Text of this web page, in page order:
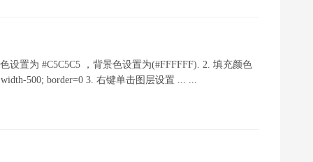
设置为 #C5C5C5 ，背景色设置为(#FFFFFF). 2. 填充颜色
500; border=0 3. 右键单击图层设置 ... ...